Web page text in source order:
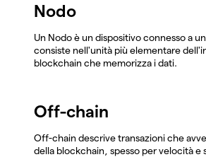
Nodo
Un Nodo è un dispositivo connesso a
consiste nell'unità più elementare
blockchain che memorizza i dati.
Off-chain
Off-chain descrive transazioni che
della blockchain, spesso per velocità e